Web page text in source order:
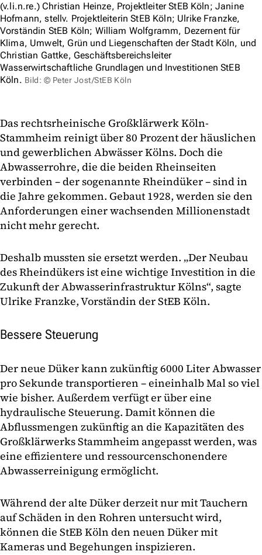
(v.li.n.re.) Christian Heinze, Projektleiter StEB Köln; Janine
Hofmann, stellv. Projektleiterin StEB Köln; Ulrike Franzke,
Vorständin StEB Köln; William Wolfgramm, Dezernent für
Klima, Umwelt, Grün und Liegenschaften der Stadt Köln, und
Christian Gattke, Geschäftsbereichsleiter
Wasserwirtschaftliche Grundlagen und Investitionen StEB
Köln. Bild: © Peter Jost/StEB Köln
Das rechtsrheinische Großklärwerk Köln-
Stammheim reinigt über 80 Prozent der häuslichen
und gewerblichen Abwässer Kölns. Doch die
Abwasserrohre, die die beiden Rheinseiten
verbinden – der sogenannte Rheindüker – sind in
die Jahre gekommen. Gebaut 1928, werden sie den
Anforderungen einer wachsenden Millionenstadt
nicht mehr gerecht.
Deshalb mussten sie ersetzt werden. „Der Neubau
des Rheindükers ist eine wichtige Investition in die
Zukunft der Abwasserinfrastruktur Kölns“, sagte
Ulrike Franzke, Vorständin der StEB Köln.
Bessere Steuerung
Der neue Düker kann zukünftig 6000 Liter Abwasser
pro Sekunde transportieren – eineinhalb Mal so viel
wie bisher. Außerdem verfügt er über eine
hydraulische Steuerung. Damit können die
Abflussmengen zukünftig an die Kapazitäten des
Großklärwerks Stammheim angepasst werden, was
eine effizientere und ressourcenschonendere
Abwasserreinigung ermöglicht.
Während der alte Düker derzeit nur mit Tauchern
auf Schäden in den Rohren untersucht wird,
können die StEB Köln den neuen Düker mit
Kameras und Begehungen inspizieren.